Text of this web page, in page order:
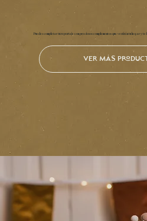
Puedes completar tu reportaje con preciosos complementos que vestirán tu hogar y te
ver más